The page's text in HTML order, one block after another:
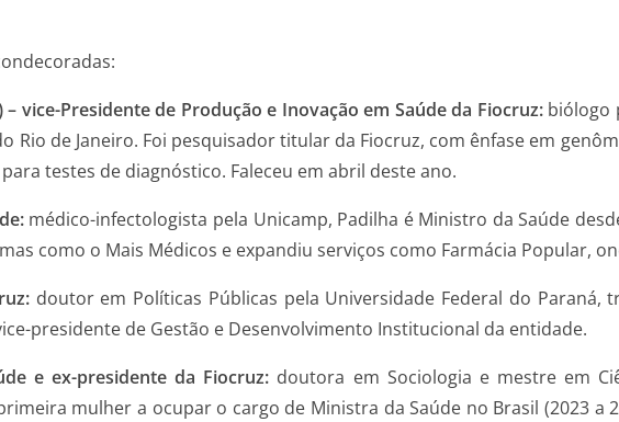
– vice-Presidente de Produção e Inovação em Saúde da Fiocruz: biólogo
Rio de Janeiro. Foi pesquisador titular da Fiocruz, com ênfase em
testes de diagnóstico. Faleceu em abril deste ano.
médico-infectologista pela Unicamp, Padilha é Ministro da Saúde
como o Mais Médicos e expandiu serviços como Farmácia Popular,
doutor em Políticas Públicas pela Universidade Federal do Paraná,
presidente de Gestão e Desenvolvimento Institucional da entidade.
e ex-presidente da Fiocruz: doutora em Sociologia e mestre em
mulher a ocupar o cargo de Ministra da Saúde no Brasil (2023